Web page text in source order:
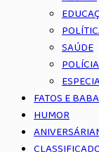
SAÚDE
POLÍCIA
FATOS E
HUMOR